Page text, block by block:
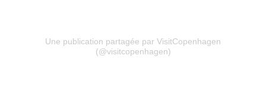
Une publication partagée par VisitCopenhagen
(@visitcopenhagen)